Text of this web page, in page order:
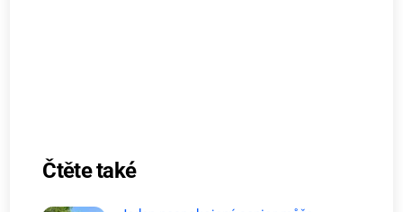
Čtěte také